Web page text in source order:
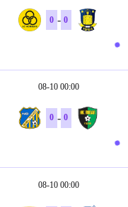
0 - 0
08-10 00:00
0 - 0
08-10 00:00